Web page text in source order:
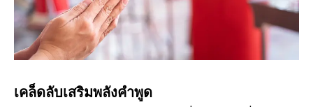
เคล็ดลับเสริมพลังคำพูด